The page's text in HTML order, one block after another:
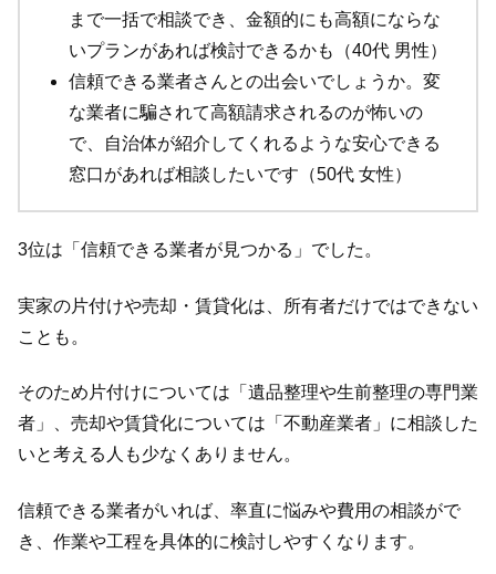
まで一括で相談でき、金額的にも高額にならな
いプランがあれば検討できるかも（40代 男性）
信頼できる業者さんとの出会いでしょうか。変
な業者に騙されて高額請求されるのが怖いの
で、自治体が紹介してくれるような安心できる
窓口があれば相談したいです（50代 女性）
3位は「信頼できる業者が見つかる」でした。
実家の片付けや売却・賃貸化は、所有者だけではできない
ことも。
そのため片付けについては「遺品整理や生前整理の専門業
者」、売却や賃貸化については「不動産業者」に相談した
いと考える人も少なくありません。
信頼できる業者がいれば、率直に悩みや費用の相談がで
き、作業や工程を具体的に検討しやすくなります。